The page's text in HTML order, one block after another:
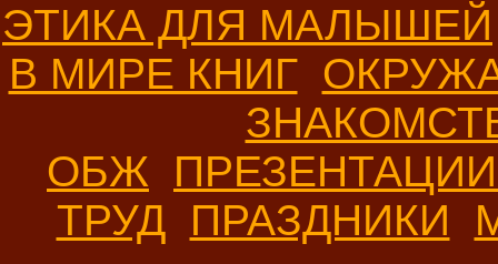
ЭТИКА ДЛЯ МАЛЫШЕЙ
В МИРЕ КНИГ
ОБЖ
ТРУД ПРАЗДНИКИ